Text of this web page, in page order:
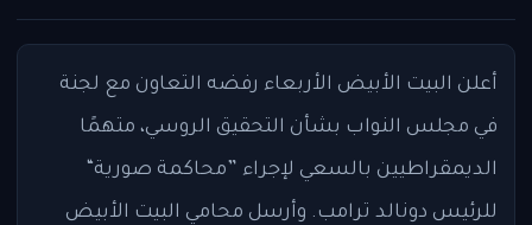
أعلن البيت الأبيض الأربعاء رفضه التعاون مع لجنة
في مجلس النواب بشأن التحقيق الروسي، متهمًا
الديمقراطيين بالسعي لإجراء ”محاكمة صورية“
للرئيس دونالد ترامب. وأرسل محامي البيت الأبيض